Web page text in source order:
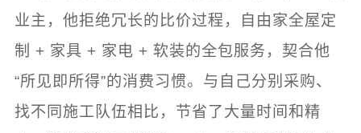
业主，他拒绝冗长的比价过程，自由家全屋定
制 + 家具 + 家电 + 软装的全包服务，契合他
“所见即所得”的消费习惯。与自己分别采购、
找不同施工队伍相比，节省了大量时间和精